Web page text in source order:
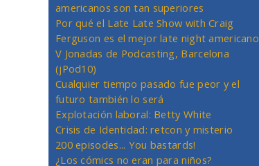
americanos son tan superiores
Por qué el Late Late Show with Craig
Ferguson es el mejor late night americano
V Jonadas de Podcasting, Barcelona
(jPod10)
Cualquier tiempo pasado fue peor y el
futuro también lo será
Explotación laboral: Betty White
Crisis de Identidad: retcon y misterio
200 episodes... You bastards!
¿Los cómics no eran para niños?